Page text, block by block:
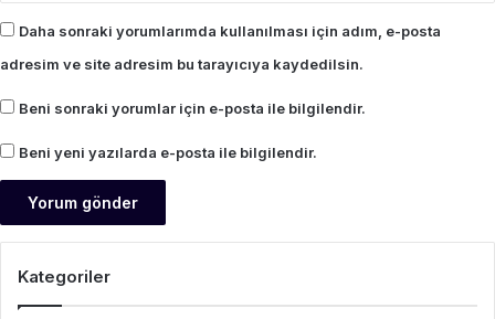
Daha sonraki yorumlarımda kullanılması için adım, e-posta
adresim ve site adresim bu tarayıcıya kaydedilsin.
Beni sonraki yorumlar için e-posta ile bilgilendir.
Beni yeni yazılarda e-posta ile bilgilendir.
Kategoriler